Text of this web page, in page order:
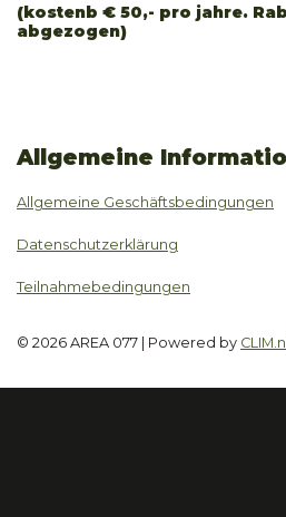
(kostenb € 50,- pro jahre.
abgezogen)
Allgemeine
Allgemeine Geschäftsbedingungen
Datenschutzerklärung
Teilnahmebedingungen
© 2026 AREA 077 | Powered by CLIM.nl